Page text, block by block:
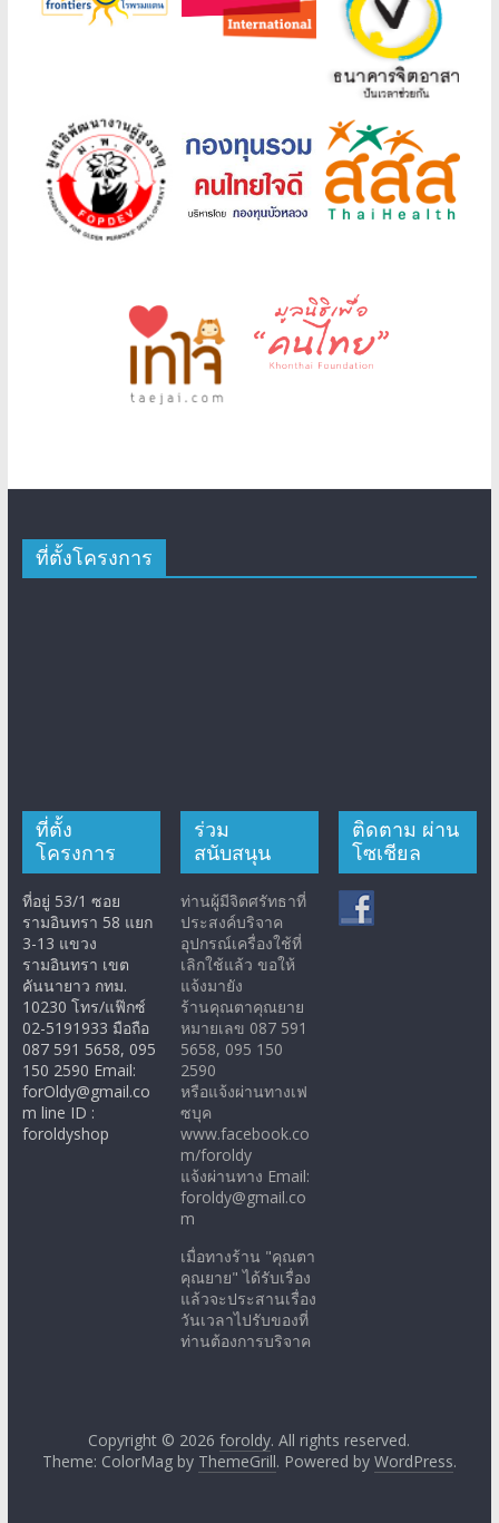
ที่ตั้งโครงการ
ที่ตั้ง
โครงการ
ที่อยู่ 53/1 ซอย
รามอินทรา 58 แยก
3-13 แขวง
รามอินทรา เขต
คันนายาว กทม.
10230 โทร/แฟ๊กซ์
02-5191933 มือถือ
087 591 5658, 095
150 2590 Email:
forOldy@gmail.co
m line ID :
foroldyshop
ร่วม
สนับสนุน
ท่านผู้มีจิตศรัทธาที่
ประสงค์บริจาค
อุปกรณ์เครื่องใช้ที่
เลิกใช้แล้ว ขอให้
แจ้งมายัง
ร้านคุณตาคุณยาย
หมายเลข 087 591
5658, 095 150
2590
หรือแจ้งผ่านทางเฟ
ซบุค
www.facebook.co
m/foroldy
แจ้งผ่านทาง Email:
foroldy@gmail.co
m
เมื่อทางร้าน "คุณตา
คุณยาย" ได้รับเรื่อง
แล้วจะประสานเรื่อง
วันเวลาไปรับของที่
ท่านต้องการบริจาค
ติดตาม ผ่าน
โซเชียล
Copyright © 2026foroldy. All rights reserved.
Theme: ColorMag by ThemeGrill. Powered by WordPress.